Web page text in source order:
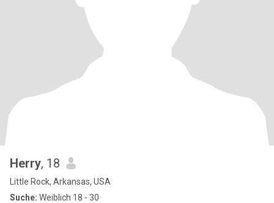
Herry, 18
Little Rock, Arkansas, USA
Suche: Weiblich 18 - 30